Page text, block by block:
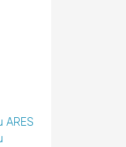
ARES